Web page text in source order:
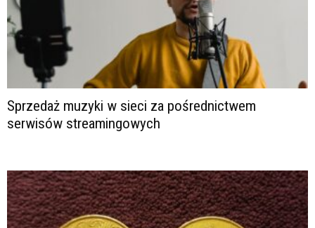
Sprzedaż muzyki w sieci za pośrednictwem
serwisów streamingowych